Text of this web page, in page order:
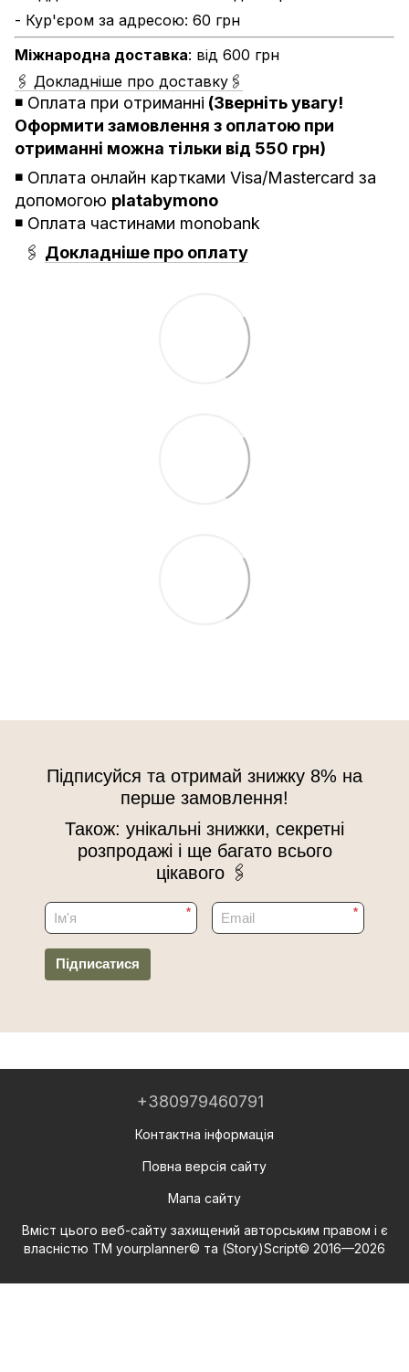
- Кур'єром за адресою: 60 грн
Міжнародна доставка: від 600 грн
🖇 Докладніше про доставку🖇
◾️ Оплата при отриманні (Зверніть увагу!
Оформити замовлення з оплатою при
отриманні можна тільки від 550 грн)
◾️ Оплата онлайн картками Visa/Mastercard за
допомогою platabymono
◾️ Оплата частинами monobank
🖇 Докладніше про оплату
Підписуйся та отримай знижку 8% на
перше замовлення!
Також: унікальні знижки, секретні
розпродажі і ще багато всього
цікавого 🖇
* *
Підписатися
+380979460791
Контактна інформація
Повна версія сайту
Мапа сайту
Вміст цього веб-сайту захищений авторським правом і є
власністю ТМ yourplanner© та (Story)Script© 2016—2026